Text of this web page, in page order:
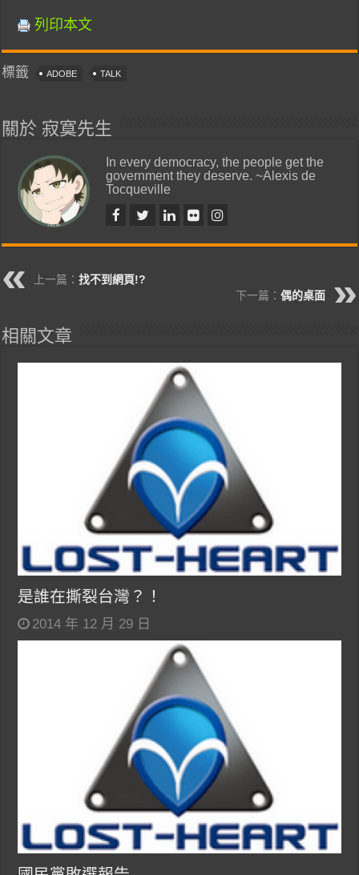
列印本文
標籤 ADOBE TALK
關於 寂寞先生
In every democracy, the people get the
government they deserve. ~Alexis de
Tocqueville
上一篇：找不到網頁!?
下一篇： 偶的桌面
相關文章
是誰在撕裂台灣？！
2014 年 12 月 29 日